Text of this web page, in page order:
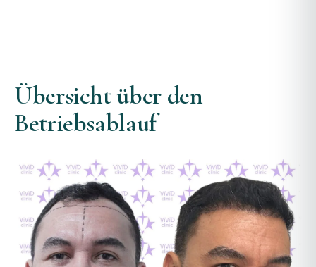
Übersicht über den
Betriebsablauf